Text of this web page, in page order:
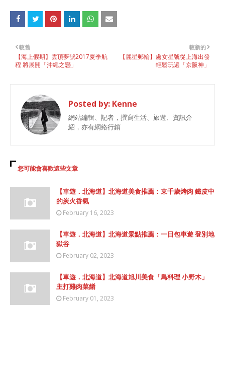
較新的
【麗星郵輪】處女星號從上海出發
輕鬆玩遍「京阪神」
較舊
【海上假期】雲頂夢號2017夏季航
程 將展開「沖繩之戀」
Posted by: Kenne
網站編輯、記者，撰寫生活、旅遊、資訊介
紹，亦有網絡行銷
您可能會喜歡這些文章
【車遊．北海道】北海道美食推薦：東千歲烤肉 鐵皮中
的炭火香氣
February 16, 2023
【車遊．北海道】北海道景點推薦：一日包車遊 登別地
獄谷
February 02, 2023
【車遊．北海道】北海道旭川美食「鳥料理 小野木」
主打雞肉菜餚
February 01, 2023